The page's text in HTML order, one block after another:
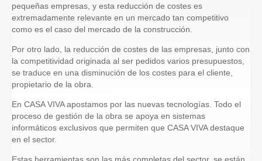
pequeñas empresas, y esta reducción de costes es
extremadamente relevante en un mercado tan competitivo
como es el caso del mercado de la construcción.
Por otro lado, la reducción de costes de las empresas, junto con
la competitividad originada al ser pedidos varios presupuestos,
se traduce en una disminución de los costes para el cliente,
propietario de la obra.
En CASA VIVA apostamos por las nuevas tecnologías. Todo el
proceso de gestión de la obra se apoya en sistemas
informáticos exclusivos que permiten que CASA VIVA destaque
en el sector.